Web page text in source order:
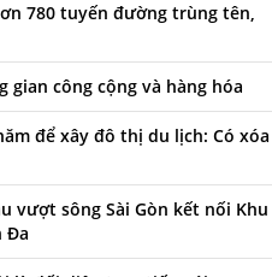
780 tuyến đường trùng tên,
gian công cộng và hàng hóa
để xây đô thị du lịch: Có xóa
vượt sông Sài Gòn kết nối Khu
Đa